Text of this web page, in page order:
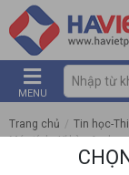
MENU
Trang chủ / Tin học-
Máy tính để bàn Apple